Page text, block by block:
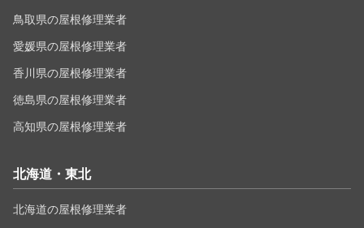
鳥取県の屋根修理業者
愛媛県の屋根修理業者
香川県の屋根修理業者
徳島県の屋根修理業者
高知県の屋根修理業者
北海道・東北
北海道の屋根修理業者